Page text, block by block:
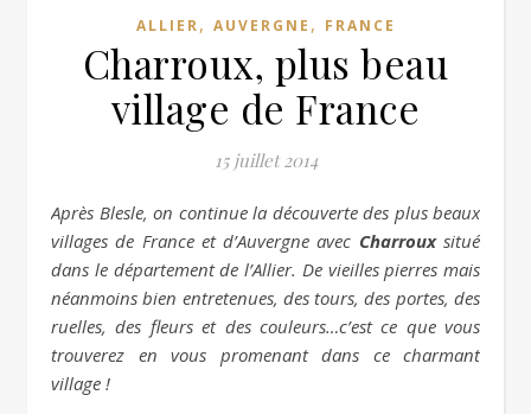
ALLIER, AUVERGNE , FRANCE
Charroux, plus beau
village de France
15 juillet 2014
Après Blesle, on continue la découverte des plus beaux
villages de France et d’Auvergne avec Charrouxsitué
dans le département de l’Allier. De vieilles pierres mais
néanmoins bien entretenues, des tours, des portes, des
ruelles, des fleurs et des couleurs…c’est ce que vous
trouverez en vous promenant dans ce charmant
village !